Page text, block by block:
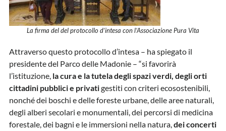
La firma del del protocollo d’intesa con l’Associazione Pura Vita
Attraverso questo protocollo d’intesa – ha spiegato il
presidente del Parco delle Madonie – “si favorirà
l’istituzione, la cura e la tutela degli spazi verdi, degli orti
cittadini pubblici e privatigestiti con criteri ecosostenibili,
nonché dei boschi e delle foreste urbane, delle aree naturali,
degli alberi secolari e monumentali, dei percorsi di medicina
forestale, dei bagni e le immersioni nella natura,dei concerti